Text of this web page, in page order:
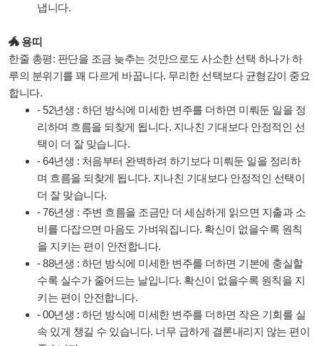
냅니다.
🐲 용띠
한줄 총평: 판단을 조금 늦추는 것만으로도 사소한 선택 하나가 하
루의 분위기를 꽤 다르게 바꿉니다. 무리한 선택보다 균형감이 중요
합니다.
- 52년생 : 하던 방식에 미세한 변주를 더하면 미뤄둔 일을 정
리하며 흐름을 되찾게 됩니다. 지나친 기대보다 안정적인 선
택이 더 잘 맞습니다.
- 64년생 : 처음부터 완벽하려 하기보다 미뤄둔 일을 정리하
며 흐름을 되찾게 됩니다. 지나친 기대보다 안정적인 선택이
더 잘 맞습니다.
- 76년생 : 주변 흐름을 조금만 더 세심하게 읽으면 지출과 소
비를 다잡으면 마음도 가벼워집니다. 확신이 없을수록 원칙
을 지키는 편이 안전합니다.
- 88년생 : 하던 방식에 미세한 변주를 더하면 기본에 충실할
수록 실수가 줄어드는 날입니다. 확신이 없을수록 원칙을 지
키는 편이 안전합니다.
- 00년생 : 하던 방식에 미세한 변주를 더하면 작은 기회를 실
속 있게 챙길 수 있습니다. 너무 급하게 결론내리지 않는 편이